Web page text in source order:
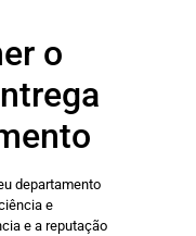
o
departamento
e
e a reputação